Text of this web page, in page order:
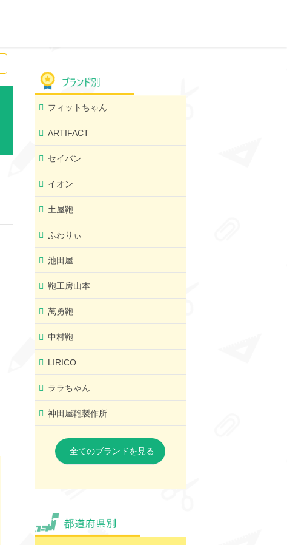
フィットちゃん
ARTIFACT
セイバン
イオン
土屋鞄
ふわりぃ
池田屋
鞄工房山本
萬勇鞄
中村鞄
LIRICO
ララちゃん
神田屋鞄製作所
全てのブランドを見る